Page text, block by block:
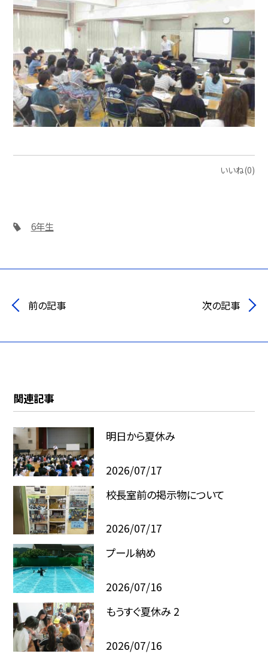
いいね(0)
6年生
前の記事 次の記事
関連記事
明日から夏休み
2026/07/17
校長室前の掲示物について
2026/07/17
プール納め
2026/07/16
もうすぐ夏休み 2
2026/07/16